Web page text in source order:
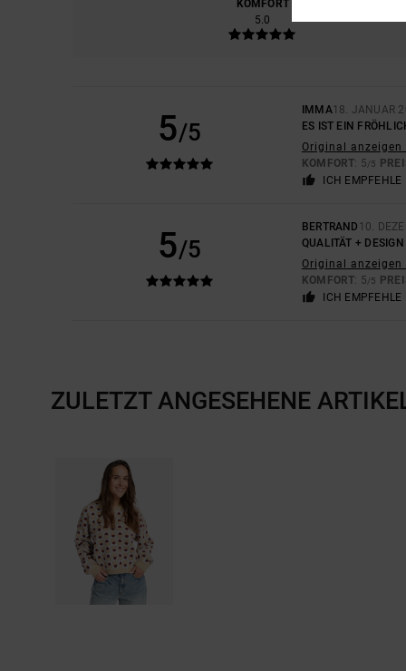
KOMFORT
5.0
5/5
IMMA18. JANUAR
ES IST EIN
Original anzeigen
KOMFORT: 5/5
ICH EMPFEHLE
5/5
BERTRAND 10.
QUALITÄT + DESIGN
Original anzeigen
KOMFORT: 5/5
ICH EMPFEHLE
ZULETZT ANGESEHENE